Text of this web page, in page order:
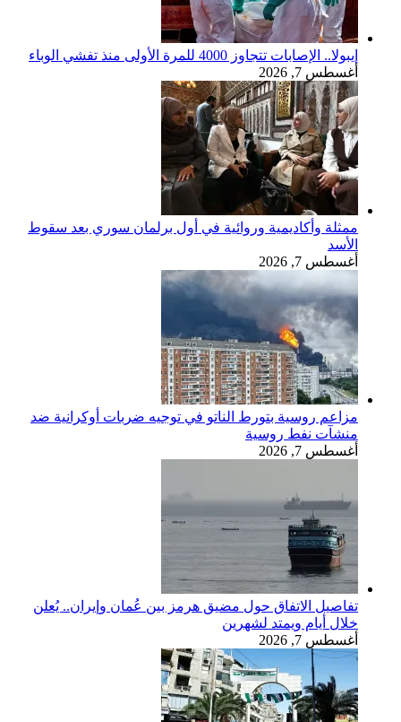
إيبولا.. الإصابات تتجاوز 4000 للمرة الأولى منذ تفشي الوباء
أغسطس 7, 2026
ممثلة وأكاديمية وروائية في أول برلمان سوري بعد سقوط
الأسد
أغسطس 7, 2026
مزاعم روسية بتورط الناتو في توجيه ضربات أوكرانية ضد
منشآت نفط روسية
أغسطس 7, 2026
تفاصيل الاتفاق حول مضيق هرمز بين عُمان وإيران.. يُعلن
خلال أيام ويمتد لشهرين
أغسطس 7, 2026